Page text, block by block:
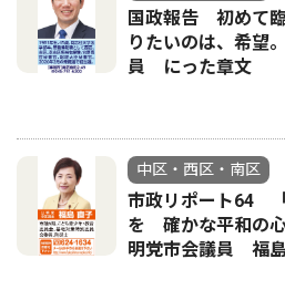
国政報告 初めて
りたいのは、希
員 にった章文
中区・西区・南区
市政リポート64 「
を 確かな平和の
明党市会議員 福